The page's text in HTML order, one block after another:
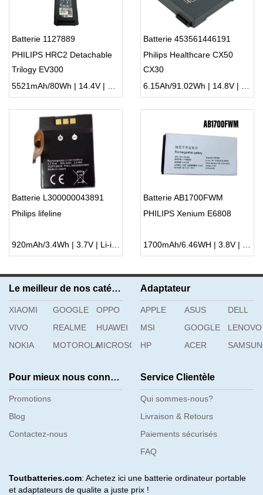
Batterie 1127889
PHILIPS HRC2 Detachable
Trilogy EV300
5521mAh/80Wh | 14.4V | Li-ion ...
Batterie 453561446191
Philips Healthcare CX50
CX30
6.15Ah/91.02Wh | 14.8V | Li-ion ...
Batterie L300000043891
Philips lifeline
920mAh/3.4Wh | 3.7V | Li-ion ...
Batterie AB1700FWM
PHILIPS Xenium E6808
1700mAh/6.46WH | 3.8V | Li-ion ...
Le meilleur de nos catégories
XIAOMI GOOGLE
OPPO
VIVO
REALME
HUAWEI
NOKIA
MOTOROLAMICROSOFT
Adaptateur
APPLE ASUS
DELL
MSI
GOOGLE
LENOVO
HP
ACER
Pour mieux nous connaître
Promotions
Blog
Contactez-nous
Service Clientèle
Qui sommes-nous?
Livraison & Retours
Paiements sécurisés
FAQ
Toutbatteries.com: Achetez ici une batterie ordinateur portable
et adaptateurs de qualite a juste prix !